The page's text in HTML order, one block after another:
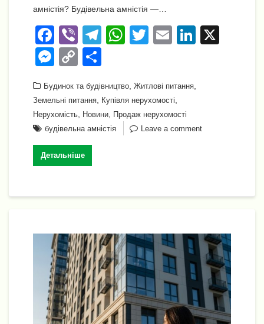
амністія? Будівельна амністія —…
F
a
c
e
b
o
o
k
Vi
b
er
T
gr
a
m
W
s
A
p
T
er
E
Li
n
M
ss
e
n
g
er
C
p
y
Li
n
k
ді
л
и
Будинок та будівництво Житлові питання
Земельні питання Купівля нерухомості
Нерухомість Новини Продаж нерухомості
будівельна амністія
Leave a comment
Детальніше